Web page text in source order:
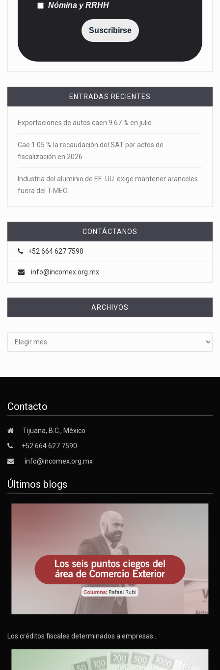
Nómina y RRHH
Suscribirse
ENTRADAS RECIENTES
Exportaciones de autos caen 9.67 % en julio
Cae 1.05 % la recaudación del SAT por actos de
fiscalización en 2026
Industria del aluminio de EE. UU. exige mantener aranceles
fuera del T-MEC
CONTÁCTANOS
+52 664 627 7590
info@incomex.org.mx
ARCHIVOS
Contacto
Tijuana, B.C., México
+52 664 627 7590
info@incomex.org.mx
Últimos blogs
Los créditos fiscales determinados a empresas…